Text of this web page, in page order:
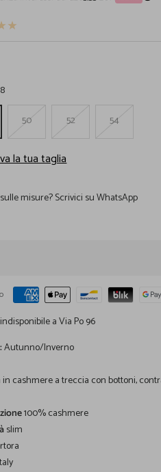
50 52 54
la tua taglia
misure?Scrivici su WhatsApp
a Via Po 96
Autunno/Inverno
cashmere a treccia con bottoni,
100% cashmere
slim